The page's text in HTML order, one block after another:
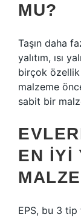
MU?
Taşın daha
yalıtım, ısı
birçok
malzeme
sabit bir
EN IYI
EPS, bu 3 tip